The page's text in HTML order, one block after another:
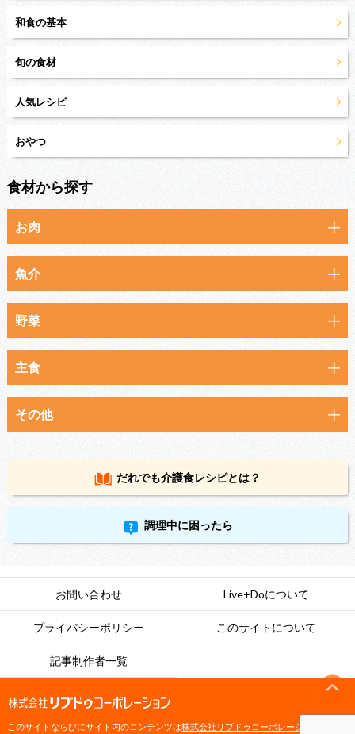
和食の基本
旬の食材
人気レシピ
おやつ
食材から探す
お肉
魚介
野菜
主食
その他
だれでも介護食レシピとは？
調理中に困ったら
お問い合わせ Live+Doについて
プライバシーポリシー このサイトについて
記事制作者一覧
このサイトならびにサイト内のコンテンツは株式会社リブドゥコーポレーション